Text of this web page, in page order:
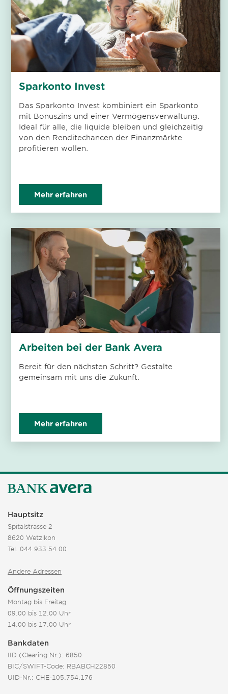
Sparkonto Invest
Das Sparkonto Invest kombiniert ein Sparkonto
mit Bonuszins und einer Vermögensverwaltung.
Ideal für alle, die liquide bleiben und gleichzeitig
von den Renditechancen der Finanzmärkte
profitieren wollen.
Mehr erfahren
Arbeiten bei der Bank Avera
Bereit für den nächsten Schritt? Gestalte
gemeinsam mit uns die Zukunft.
Mehr erfahren
Hauptsitz
Spitalstrasse 2
8620 Wetzikon
Tel. 044 933 54 00
Andere Adressen
Öffnungszeiten
Montag bis Freitag
09.00 bis 12.00 Uhr
14.00 bis 17.00 Uhr
Bankdaten
IID (Clearing Nr.): 6850
BIC/SWIFT-Code: RBABCH22850
UID-Nr.: CHE-105.754.176